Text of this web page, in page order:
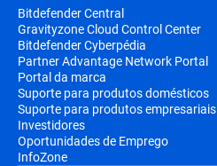
Bitdefender Central
Gravityzone Cloud Control Center
Bitdefender Cyberpédia
Partner Advantage Network Portal
Portal da marca
Suporte para produtos domésticos
Suporte para produtos empresariais
Investidores
Oportunidades de Emprego
InfoZone